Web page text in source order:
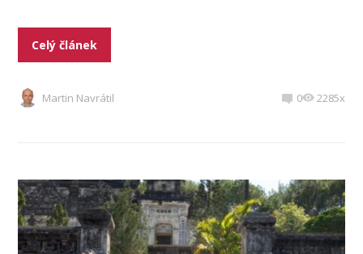
Celý článek
Martin Navrátil 0 2285x